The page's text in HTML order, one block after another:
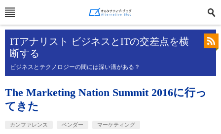
ITアナリスト ビジネスとITの交差点を横
断する
ビジネスとテクノロジーの間には深い溝がある？
The Marketing Nation Summit 2016に行っ
てきた
カンファレンス ベンダー マーケティング